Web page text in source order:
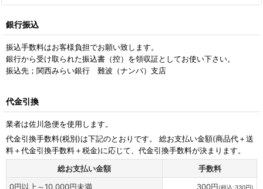
銀行振込
振込手数料はお客様負担でお願い致します。
銀行から受け取られた振込書（控）を領収証としてお使い下さい。
振込先；関西みらい銀行 難波（ナンバ）支店
代金引換
業者は佐川急便を使用します。
代金引換手数料(税別)は下記のとおりです。 総お支払い金額(商品代＋送
料＋代金引換手数料＋税金)に応じて、代金引換手数料が決まります。
総お支払い金額
手数料
0円以上～10,000円未満 300円(税込:330円)